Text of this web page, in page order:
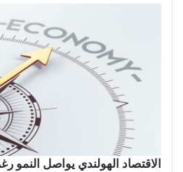
الاقتصاد الهولندي يواصل النمو